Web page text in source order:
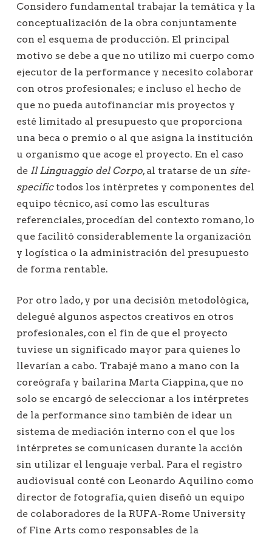
Considero fundamental trabajar la temática y la
conceptualización de la obra conjuntamente
con el esquema de producción. El principal
motivo se debe a que no utilizo mi cuerpo como
ejecutor de la performance y necesito colaborar
con otros profesionales; e incluso el hecho de
que no pueda autofinanciar mis proyectos y
esté limitado al presupuesto que proporciona
una beca o premio o al que asigna la institución
u organismo que acoge el proyecto. En el caso
de Il Linguaggio del Corpo, al tratarse de un site-
specifictodos los intérpretes y componentes del
equipo técnico, así como las esculturas
referenciales, procedían del contexto romano, lo
que facilitó considerablemente la organización
y logística o la administración del presupuesto
de forma rentable.
Por otro lado, y por una decisión metodológica,
delegué algunos aspectos creativos en otros
profesionales, con el fin de que el proyecto
tuviese un significado mayor para quienes lo
llevarían a cabo. Trabajé mano a mano con la
coreógrafa y bailarina Marta Ciappina, que no
solo se encargó de seleccionar a los intérpretes
de la performance sino también de idear un
sistema de mediación interno con el que los
intérpretes se comunicasen durante la acción
sin utilizar el lenguaje verbal. Para el registro
audiovisual conté con Leonardo Aquilino como
director de fotografía, quien diseñó un equipo
de colaboradores de la RUFA-Rome University
of Fine Arts como responsables de la